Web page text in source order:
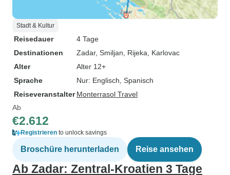
Stadt & Kultur
Reisedauer
4 Tage
Destinationen
Zadar, Smiljan , Rijeka , Karlovac
Alter
Alter 12+
Sprache
Nur: Englisch, Spanisch
Reiseveranstalter Monterrasol Travel
Ab
€2.612
Registrieren to unlock savings
Broschüre herunterladen Reise ansehen
Ab Zadar: Zentral-Kroatien 3 Tage